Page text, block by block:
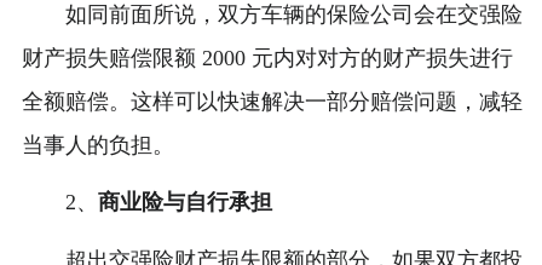
如同前面所说，双方车辆的保险公司会在交强险
财产损失赔偿限额 2000 元内对对方的财产损失进行
全额赔偿。这样可以快速解决一部分赔偿问题，减轻
当事人的负担。
2、 商业险与自行承担